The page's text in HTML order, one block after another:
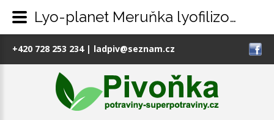
+420 728 253 234| ladpiv@seznam.cz
Lyo-planet Meruňka lyofilizovaná 100g